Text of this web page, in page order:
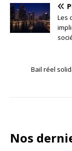
Les
Bail réel
Nos